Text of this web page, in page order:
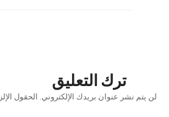
ترك التعليق
لن يتم نشر عنوان بريدك الإلكتروني. الحقول